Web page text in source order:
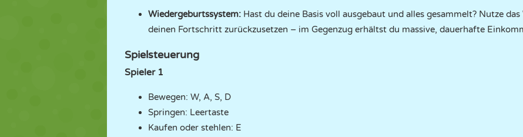
Wiedergeburtssystem: Hast du deine Basis voll ausgebaut und alles gesammelt? Nutze
deinen Fortschritt zurückzusetzen – im Gegenzug erhältst du massive, dauerhafte
Spielsteuerung
Spieler 1
Bewegen: W, A, S, D
Springen: Leertaste
Kaufen oder stehlen: E